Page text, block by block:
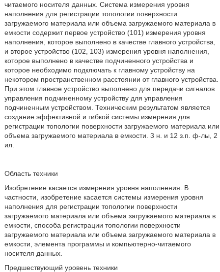
читаемого носителя данных. Система измерения уровня
наполнения для регистрации топологии поверхности
загружаемого материала или объема загружаемого материала в
емкости содержит первое устройство (101) измерения уровня
наполнения, которое выполнено в качестве главного устройства,
и второе устройство (102, 103) измерения уровня наполнения,
которое выполнено в качестве подчиненного устройства и
которое необходимо подключать к главному устройству на
некотором пространственном расстоянии от главного устройства.
При этом главное устройство выполнено для передачи сигналов
управления подчиненному устройству для управления
подчиненным устройством. Техническим результатом является
создание эффективной и гибкой системы измерения для
регистрации топологии поверхности загружаемого материала или
объема загружаемого материала в емкости. 3 н. и 12 з.п. ф-лы, 2
ил.
Область техники
Изобретение касается измерения уровня наполнения. В
частности, изобретение касается системы измерения уровня
наполнения для регистрации топологии поверхности
загружаемого материала или объема загружаемого материала в
емкости, способа регистрации топологии поверхности
загружаемого материала или объема загружаемого материала в
емкости, элемента программы и компьютерно-читаемого
носителя данных.
Предшествующий уровень техники